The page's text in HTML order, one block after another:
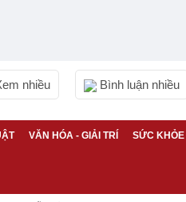
nhiều Bình luận nhiều
VĂN HÓA - GIẢI TRÍ SỨC KHỎE